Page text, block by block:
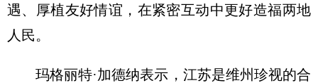
遇、厚植友好情谊，在紧密互动中更好造福两地
人民。
玛格丽特·加德纳表示，江苏是维州珍视的合